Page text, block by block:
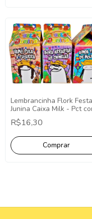
Lembrancinha Flork Festa
Junina Caixa Milk - Pct
10
R$16,30